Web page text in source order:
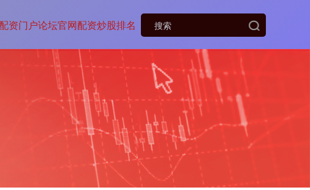
资门户论坛官网配资炒股排名